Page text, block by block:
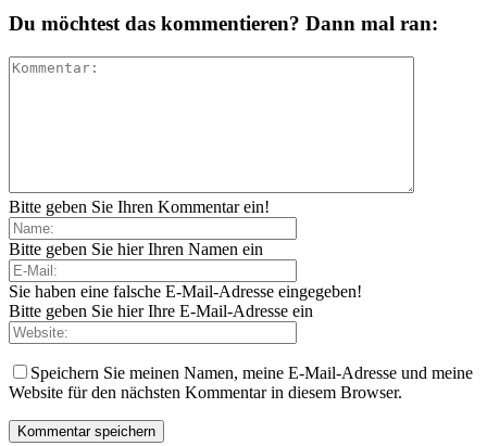
Du möchtest das kommentieren? Dann mal ran:
Bitte geben Sie Ihren Kommentar ein!
Bitte geben Sie hier Ihren Namen ein
Sie haben eine falsche E-Mail-Adresse eingegeben!
Bitte geben Sie hier Ihre E-Mail-Adresse ein
Speichern Sie meinen Namen, meine E-Mail-Adresse und meine
Website für den nächsten Kommentar in diesem Browser.